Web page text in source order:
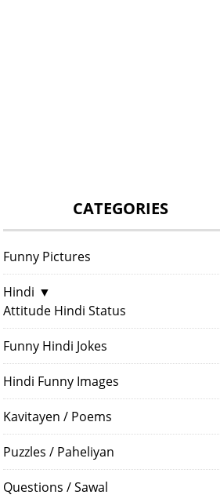
CATEGORIES
Funny Pictures
Hindi ▼
Attitude Hindi Status
Funny Hindi Jokes
Hindi Funny Images
Kavitayen / Poems
Puzzles / Paheliyan
Questions / Sawal